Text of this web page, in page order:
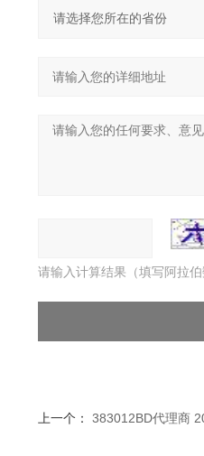
请输入计算结果（填写阿拉
上一个： 383012BD代理商